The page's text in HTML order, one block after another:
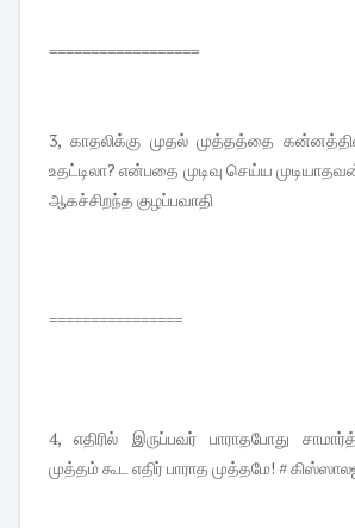
==================
3, காதலிக்கு முதல் முத்தத்தை
உதட்டிலா? என்பதை முடிவு செய்ய
ஆகச்சிறந்த குழப்பவாதி
================
4, எதிரில் இருப்பவர் பாராதபோது
முத்தம் கூட எதிர் பாராத முத்தமே! #